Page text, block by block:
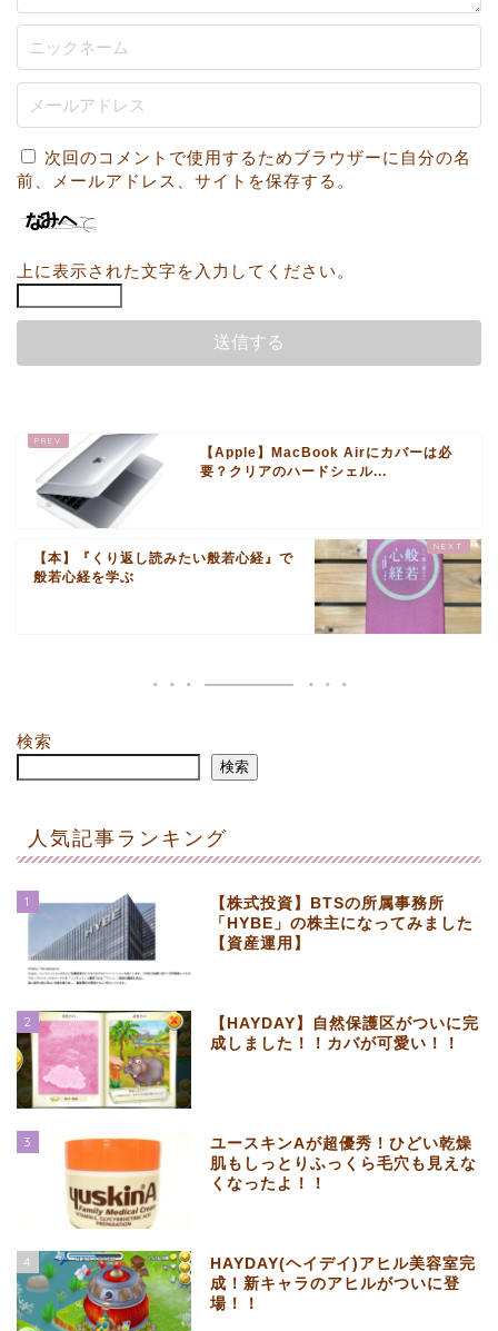
次回のコメントで使用するためブラウザーに自分の名
前、メールアドレス、サイトを保存する。
上に表示された文字を入力してください。
【Apple】MacBook Airにカバーは必
要？クリアのハードシェル...
【本】『くり返し読みたい般若心経』で
般若心経を学ぶ
検索
検索
人気記事ランキング
1
【株式投資】BTSの所属事務所
「HYBE」の株主になってみました
【資産運用】
2
【HAYDAY】自然保護区がついに完
成しました！！カバが可愛い！！
3
ユースキンAが超優秀！ひどい乾燥
肌もしっとりふっくら毛穴も見えな
くなったよ！！
4
HAYDAY(ヘイデイ)アヒル美容室完
成！新キャラのアヒルがついに登
場！！